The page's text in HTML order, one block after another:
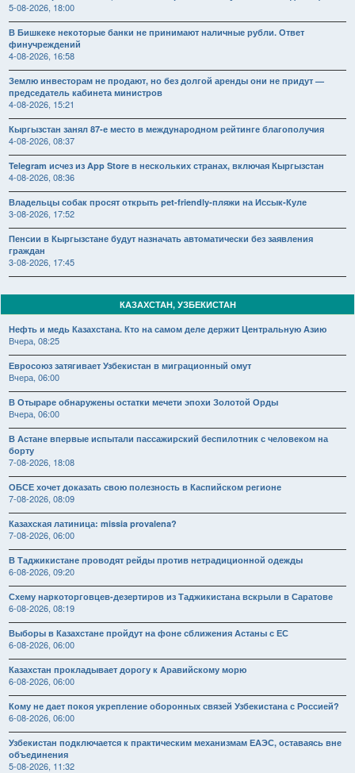
5-08-2026, 18:00
В Бишкеке некоторые банки не принимают наличные рубли. Ответ
финучреждений
4-08-2026, 16:58
Землю инвесторам не продают, но без долгой аренды они не придут —
председатель кабинета министров
4-08-2026, 15:21
Кыргызстан занял 87-е место в международном рейтинге благополучия
4-08-2026, 08:37
Telegram исчез из App Store в нескольких странах, включая Кыргызстан
4-08-2026, 08:36
Владельцы собак просят открыть pet-friendly-пляжи на Иссык-Куле
3-08-2026, 17:52
Пенсии в Кыргызстане будут назначать автоматически без заявления
граждан
3-08-2026, 17:45
КАЗАХСТАН, УЗБЕКИСТАН
Нефть и медь Казахстана. Кто на самом деле держит Центральную Азию
Вчера, 08:25
Евросоюз затягивает Узбекистан в миграционный омут
Вчера, 06:00
В Отыраре обнаружены остатки мечети эпохи Золотой Орды
Вчера, 06:00
В Астане впервые испытали пассажирский беспилотник с человеком на
борту
7-08-2026, 18:08
ОБСЕ хочет доказать свою полезность в Каспийском регионе
7-08-2026, 08:09
Казахская латиница: missia provalena?
7-08-2026, 06:00
В Таджикистане проводят рейды против нетрадиционной одежды
6-08-2026, 09:20
Схему наркоторговцев-дезертиров из Таджикистана вскрыли в Саратове
6-08-2026, 08:19
Выборы в Казахстане пройдут на фоне сближения Астаны с ЕС
6-08-2026, 06:00
Казахстан прокладывает дорогу к Аравийскому морю
6-08-2026, 06:00
Кому не дает покоя укрепление оборонных связей Узбекистана с Россией?
6-08-2026, 06:00
Узбекистан подключается к практическим механизмам ЕАЭС, оставаясь вне
объединения
5-08-2026, 11:32